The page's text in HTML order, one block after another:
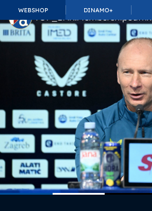
WEBSHOP DINAMO+
TOP_BAR.MembershipSuffix